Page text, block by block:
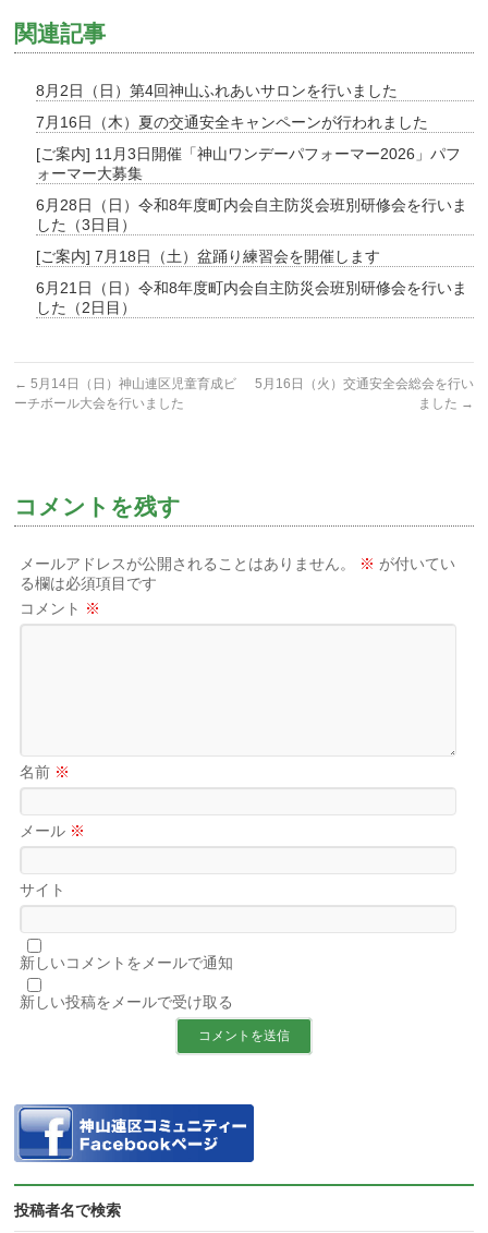
関連記事
8月2日（日）第4回神山ふれあいサロンを行いました
7月16日（木）夏の交通安全キャンペーンが行われました
[ご案内] 11月3日開催「神山ワンデーパフォーマー2026」パフ
ォーマー大募集
6月28日（日）令和8年度町内会自主防災会班別研修会を行いま
した（3日目）
[ご案内] 7月18日（土）盆踊り練習会を開催します
6月21日（日）令和8年度町内会自主防災会班別研修会を行いま
した（2日目）
← 5月14日（日）神山連区児童育成ビ
ーチボール大会を行いました
5月16日（火）交通安全会総会を行い
ました →
コメントを残す
メールアドレスが公開されることはありません。 ※ が付いてい
る欄は必須項目です
コメント ※
名前 ※
メール ※
サイト
新しいコメントをメールで通知
新しい投稿をメールで受け取る
投稿者名で検索